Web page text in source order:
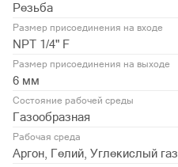
Резьба
Размер присоединения на входе
NPT 1/4" F
Размер присоединения на выходе
6 мм
Состояние рабочей среды
Газообразная
Рабочая среда
Аргон, Гелий, Углекислый газ